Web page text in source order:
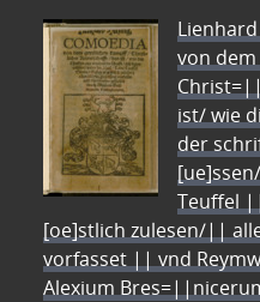
von
ist/ wie
der
Teuffel
[oe]stlich zulesen/||
vorfasset || vnd
Alexium